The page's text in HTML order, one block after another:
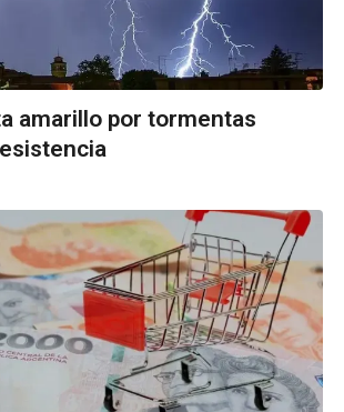
amarillo por tormentas